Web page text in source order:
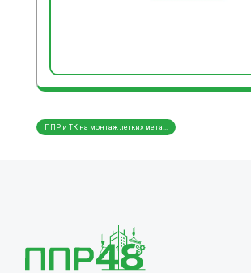
ППР и ТК на монтаж легких мета...